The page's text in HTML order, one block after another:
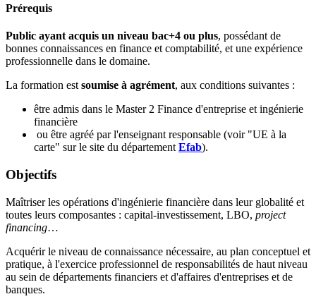
Prérequis
Public ayant acquis un niveau bac+4 ou plus, possédant de
bonnes connaissances en finance et comptabilité, et une expérience
professionnelle dans le domaine.
La formation est soumise à agrément, aux conditions suivantes :
être admis dans le Master 2 Finance d'entreprise et ingénierie
financière
ou être agréé par l'enseignant responsable (voir "UE à la
carte" sur le site du département Efab).
Objectifs
Maîtriser les opérations d'ingénierie financière dans leur globalité et
toutes leurs composantes : capital-investissement, LBO, project
financing…
Acquérir le niveau de connaissance nécessaire, au plan conceptuel et
pratique, à l'exercice professionnel de responsabilités de haut niveau
au sein de départements financiers et d'affaires d'entreprises et de
banques.